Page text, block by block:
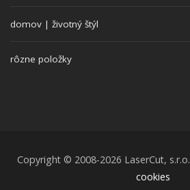
domov | životný štýl
rôzne položky
Copyright © 2008-2026 LaserCut, s.r.o.
cookies